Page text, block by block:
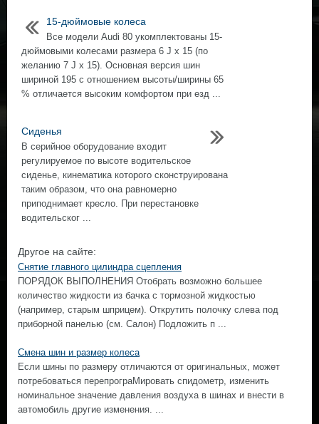
15-дюймовые колеса
Все модели Audi 80 укомплектованы 15-
дюймовыми колесами размера 6 J x 15 (по
желанию 7 J х 15). Основная версия шин
шириной 195 с отношением высоты/ширины 65
% отличается высоким комфортом при езд ...
Сиденья
В серийное оборудование входит
регулируемое по высоте водительское
сиденье, кинематика которого сконструирована
таким образом, что она равномерно
приподнимает кресло. При перестановке
водительског ...
Другое на сайте:
Снятие главного цилиндра сцепления
ПОРЯДОК ВЫПОЛНЕНИЯ Отобрать возможно большее
количество жидкости из бачка с тормозной жидкостью
(например, старым шприцем). Открутить полочку слева под
приборной панелью (см. Салон) Подложить п ...
Смена шин и размер колеса
Если шины по размеру отличаются от оригинальных, может
потребоваться перепрограМировать спидометр, изменить
номинальное значение давления воздуха в шинах и внести в
автомобиль другие изменения. ...